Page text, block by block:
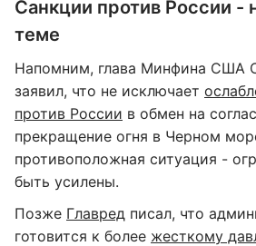
Санкции против России -
теме
Напомним, глава Минфина США
заявил, что не исключает
против России в обмен на
прекращение огня в Черном
противоположная ситуация -
быть усилены.
Позже Главред писал, что
готовится к более жесткому